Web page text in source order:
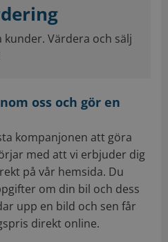
Värdera och sälj
oss och gör en
kompanjonen att göra
med att vi erbjuder dig
på vår hemsida. Du
om din bil och dess
upp en bild och sen får
direkt online.